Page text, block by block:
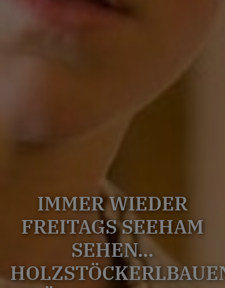
IMMER WIEDER
FREITAGS SEEHAM
SEHEN…